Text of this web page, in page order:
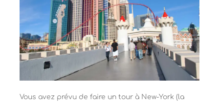
Vous avez prévu de faire un tour à New-York (la